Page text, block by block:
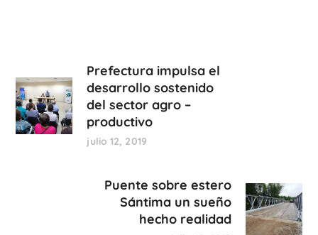
Prefectura impulsa el
desarrollo sostenido
del sector agro –
productivo
julio 12, 2019
Puente sobre estero
Sántima un sueño
hecho realidad